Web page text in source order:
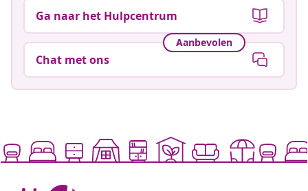
Ga naar het Hulpcentrum
Aanbevolen
Chat met ons